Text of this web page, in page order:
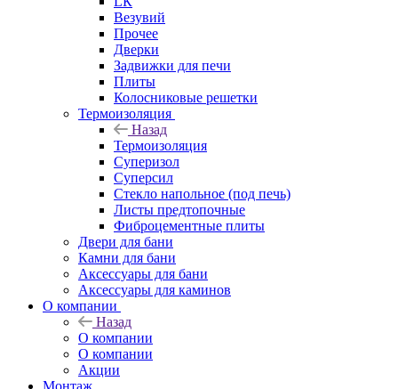
Везувий
Прочее
Дверки
Задвижки для печи
Плиты
Колосниковые решетки
Термоизоляция
Назад
Термоизоляция
Суперизол
Суперсил
Стекло напольное (под печь)
Листы предтопочные
Фиброцементные плиты
Двери для бани
Камни для бани
Аксессуары для бани
Аксессуары для каминов
О компании
Назад
О компании
О компании
Акции
Монтаж